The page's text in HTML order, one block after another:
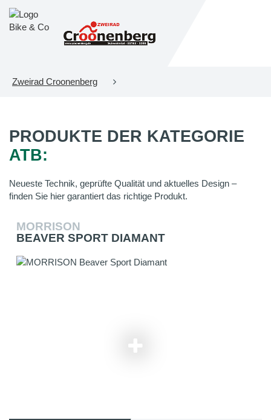
Zweirad Croonenberg
PRODUKTE DER KATEGORIE
ATB:
Neueste Technik, geprüfte Qualität und aktuelles Design –
finden Sie hier garantiert das richtige Produkt.
MORRISON
BEAVER SPORT DIAMANT